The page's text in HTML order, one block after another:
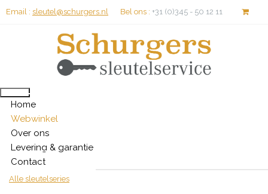
Email : sleutel@schurgers.nl Bel ons : +31 (0)345 - 50 12 11
Winkelwagen is leeg
Home
Webwinkel
Alle sleutelseries
Over ons
Levering & garantie
Contact